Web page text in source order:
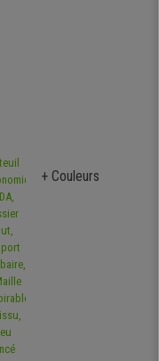
+ Couleurs